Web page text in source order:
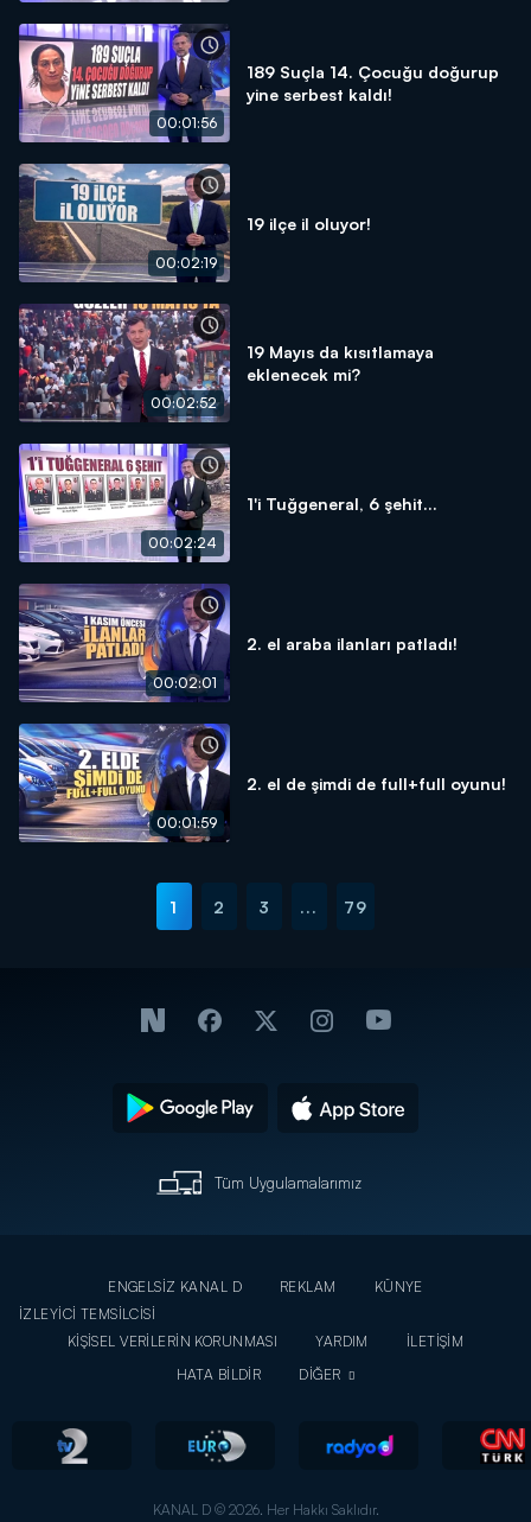
00:01:56
189 Suçla 14. Çocuğu doğurup
yine serbest kaldı!
00:02:19
19 ilçe il oluyor!
00:02:52
19 Mayıs da kısıtlamaya
eklenecek mi?
00:02:24
1'i Tuğgeneral, 6 şehit...
00:02:01
2. el araba ilanları patladı!
00:01:59
2. el de şimdi de full+full oyunu!
1 2 3 ... 79
Tüm Uygulamalarımız
ENGELSİZ KANAL D REKLAM
KÜNYE
İZLEYİCİ TEMSİLCİSİ
KİŞİSEL VERİLERİN KORUNMASI
YARDIM
İLETİŞİM
HATA BİLDİR
DİĞER
KANAL D © 2026. Her Hakkı Saklıdır.